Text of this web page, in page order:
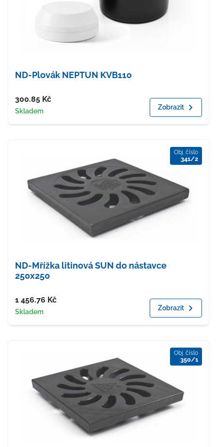
ND-Plovák NEPTUN KVB110
Cena
300.85 Kč
Dostupnost
Skladem Zobrazit
Obj. číslo
341/2
ND-Mřížka litinová SUN do nástavce
250x250
Cena
1 456.76 Kč
Dostupnost
Skladem Zobrazit
Obj. číslo
350/1